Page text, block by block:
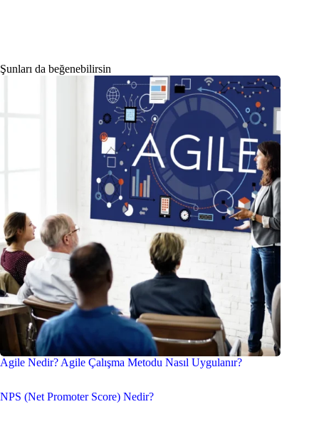
Şunları da beğenebilirsin
Agile Nedir? Agile Çalışma Metodu Nasıl Uygulanır?
NPS (Net Promoter Score) Nedir?